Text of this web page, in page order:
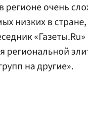
регионе очень
низких в
«Газеты.Ru»
региональной
на другие».